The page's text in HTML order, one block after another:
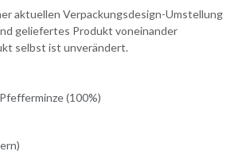
aktuellen Verpackungsdesign-Umstellung
geliefertes Produkt voneinander
selbst ist unverändert.
(100%)